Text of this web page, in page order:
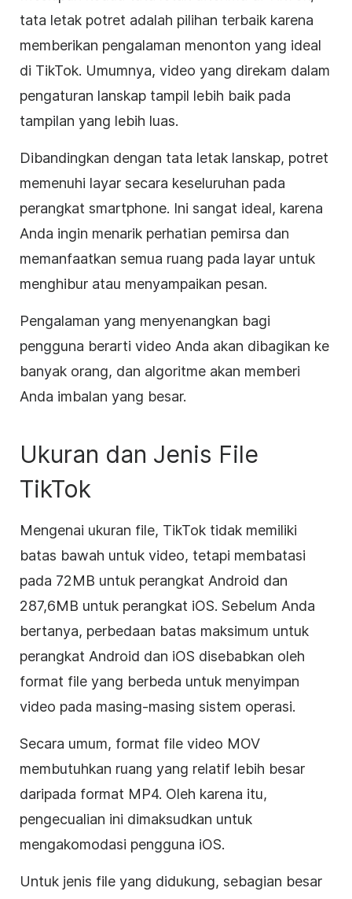
tata letak potret adalah pilihan terbaik karena
memberikan pengalaman menonton yang ideal
di TikTok. Umumnya, video yang direkam dalam
pengaturan lanskap tampil lebih baik pada
tampilan yang lebih luas.
Dibandingkan dengan tata letak lanskap, potret
memenuhi layar secara keseluruhan pada
perangkat smartphone. Ini sangat ideal, karena
Anda ingin menarik perhatian pemirsa dan
memanfaatkan semua ruang pada layar untuk
menghibur atau menyampaikan pesan.
Pengalaman yang menyenangkan bagi
pengguna berarti video Anda akan dibagikan ke
banyak orang, dan algoritme akan memberi
Anda imbalan yang besar.
Ukuran dan Jenis File
TikTok
Mengenai ukuran file, TikTok tidak memiliki
batas bawah untuk video, tetapi membatasi
pada 72MB untuk perangkat Android dan
287,6MB untuk perangkat iOS. Sebelum Anda
bertanya, perbedaan batas maksimum untuk
perangkat Android dan iOS disebabkan oleh
format file yang berbeda untuk menyimpan
video pada masing-masing sistem operasi.
Secara umum, format file video MOV
membutuhkan ruang yang relatif lebih besar
daripada format MP4. Oleh karena itu,
pengecualian ini dimaksudkan untuk
mengakomodasi pengguna iOS.
Untuk jenis file yang didukung, sebagian besar